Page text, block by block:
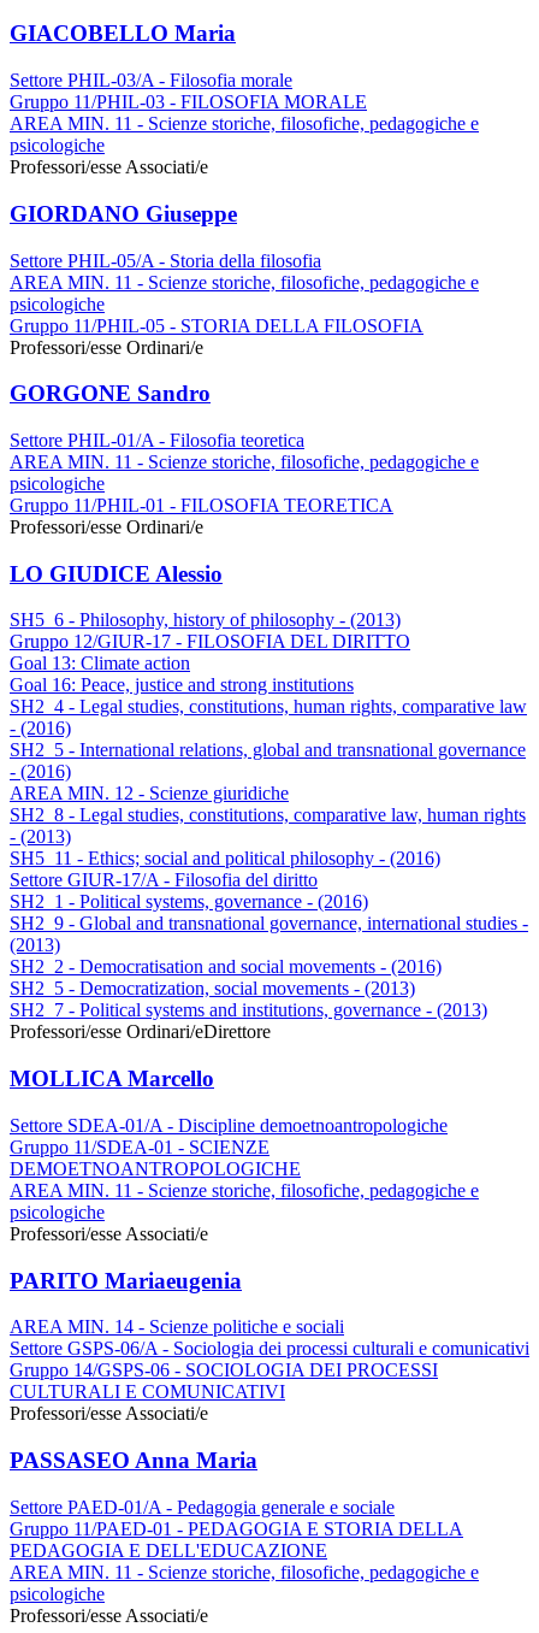
GIACOBELLO Maria
Settore PHIL-03/A - Filosofia morale
Gruppo 11/PHIL-03 - FILOSOFIA MORALE
AREA MIN. 11 - Scienze storiche, filosofiche, pedagogiche e
psicologiche
Professori/esse Associati/e
GIORDANO Giuseppe
Settore PHIL-05/A - Storia della filosofia
AREA MIN. 11 - Scienze storiche, filosofiche, pedagogiche e
psicologiche
Gruppo 11/PHIL-05 - STORIA DELLA FILOSOFIA
Professori/esse Ordinari/e
GORGONE Sandro
Settore PHIL-01/A - Filosofia teoretica
AREA MIN. 11 - Scienze storiche, filosofiche, pedagogiche e
psicologiche
Gruppo 11/PHIL-01 - FILOSOFIA TEORETICA
Professori/esse Ordinari/e
LO GIUDICE Alessio
SH5_6 - Philosophy, history of philosophy - (2013)
Gruppo 12/GIUR-17 - FILOSOFIA DEL DIRITTO
Goal 13: Climate action
Goal 16: Peace, justice and strong institutions
SH2_4 - Legal studies, constitutions, human rights, comparative law
- (2016)
SH2_5 - International relations, global and transnational governance
- (2016)
AREA MIN. 12 - Scienze giuridiche
SH2_8 - Legal studies, constitutions, comparative law, human rights
- (2013)
SH5_11 - Ethics; social and political philosophy - (2016)
Settore GIUR-17/A - Filosofia del diritto
SH2_1 - Political systems, governance - (2016)
SH2_9 - Global and transnational governance, international studies -
(2013)
SH2_2 - Democratisation and social movements - (2016)
SH2_5 - Democratization, social movements - (2013)
SH2_7 - Political systems and institutions, governance - (2013)
Professori/esse Ordinari/eDirettore
MOLLICA Marcello
Settore SDEA-01/A - Discipline demoetnoantropologiche
Gruppo 11/SDEA-01 - SCIENZE
DEMOETNOANTROPOLOGICHE
AREA MIN. 11 - Scienze storiche, filosofiche, pedagogiche e
psicologiche
Professori/esse Associati/e
PARITO Mariaeugenia
AREA MIN. 14 - Scienze politiche e sociali
Settore GSPS-06/A - Sociologia dei processi culturali e comunicativi
Gruppo 14/GSPS-06 - SOCIOLOGIA DEI PROCESSI
CULTURALI E COMUNICATIVI
Professori/esse Associati/e
PASSASEO Anna Maria
Settore PAED-01/A - Pedagogia generale e sociale
Gruppo 11/PAED-01 - PEDAGOGIA E STORIA DELLA
PEDAGOGIA E DELL'EDUCAZIONE
AREA MIN. 11 - Scienze storiche, filosofiche, pedagogiche e
psicologiche
Professori/esse Associati/e